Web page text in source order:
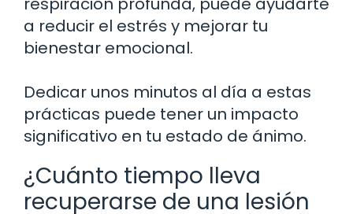
a reducir el estrés y mejorar tu
bienestar emocional.
Dedicar unos minutos al día a estas
prácticas puede tener un impacto
significativo en tu estado de ánimo.
¿Cuánto tiempo lleva
recuperarse de una lesión